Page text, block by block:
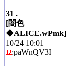
31 .
[闇色
◆ALICE.wPmk]
10/24 10:01
:paWnQV3I